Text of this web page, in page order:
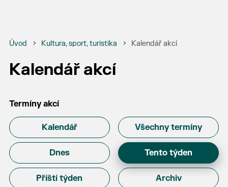
Úvod Kultura, sport, turistika Kalendář akcí
Kalendář akcí
Termíny akcí
Kalendář Všechny termíny
Dnes Tento týden
Příští týden Archiv